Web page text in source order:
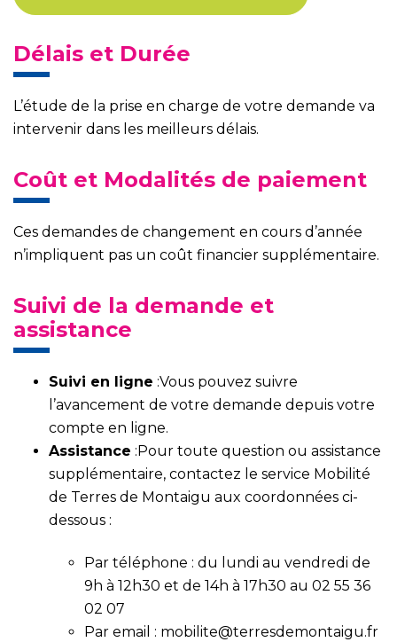
Délais et Durée
L’étude de la prise en charge de votre demande va
intervenir dans les meilleurs délais.
Coût et Modalités de paiement
Ces demandes de changement en cours d’année
n’impliquent pas un coût financier supplémentaire.
Suivi de la demande et
assistance
Suivi en ligne :Vous pouvez suivre
l’avancement de votre demande depuis votre
compte en ligne.
Assistance :Pour toute question ou assistance
supplémentaire, contactez le service Mobilité
de Terres de Montaigu aux coordonnées ci-
dessous :
Par téléphone : du lundi au vendredi de
9h à 12h30 et de 14h à 17h30 au 02 55 36
02 07
Par email : mobilite@terresdemontaigu.fr